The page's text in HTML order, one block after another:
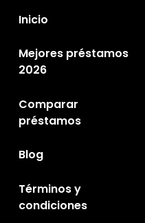
Inicio
Mejores préstamos
2026
Comparar
préstamos
Blog
Términos y
condiciones